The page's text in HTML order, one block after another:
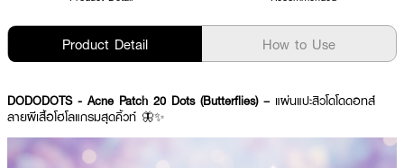
Product Detail How to Use
DODODOTS - Acne Patch 20 Dots (Butterflies) – แผ่นแปะสิวโดโดดอทส์
ลายผีเสื้อโฮโลแกรมสุดคิ้วท์ 🦋✨